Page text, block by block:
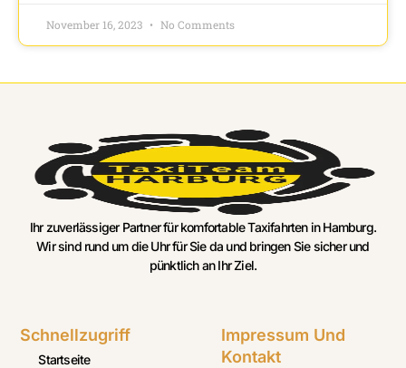
November 16, 2023 No Comments
Ihr zuverlässiger Partner für komfortable Taxifahrten in Hamburg.
Wir sind rund um die Uhr für Sie da und bringen Sie sicher und
pünktlich an Ihr Ziel.
Schnellzugriff
Startseite
Impressum Und
Kontakt